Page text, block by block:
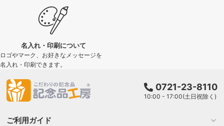
名入れ・印刷について
ロゴやマーク、お好きなメッセージを
名入れ・印刷できます。
0721-23-8110
10:00 - 17:00(土日祝除く)
ご利用ガイド